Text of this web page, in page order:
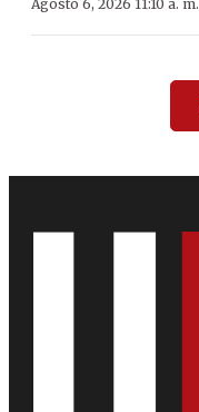
Agosto 6, 2026 11:10 a. m.